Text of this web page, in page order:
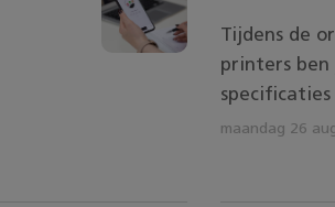
Tijdens de
printers ben
specificaties
maandag 26